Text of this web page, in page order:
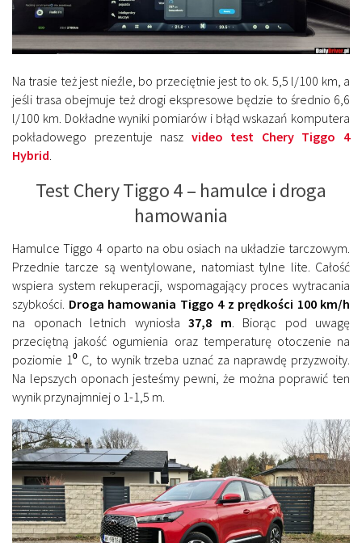
Na trasie też jest nieźle, bo przeciętnie jest to ok. 5,5 l/100 km, a
jeśli trasa obejmuje też drogi ekspresowe będzie to średnio 6,6
l/100 km. Dokładne wyniki pomiarów i błąd wskazań komputera
pokładowego prezentuje nasz video test Chery Tiggo 4
Hybrid.
Test Chery Tiggo 4 – hamulce i droga
hamowania
Hamulce Tiggo 4 oparto na obu osiach na układzie tarczowym.
Przednie tarcze są wentylowane, natomiast tylne lite. Całość
wspiera system rekuperacji, wspomagający proces wytracania
szybkości. Droga hamowania Tiggo 4 z prędkości 100 km/h
na oponach letnich wyniosła 37,8 m. Biorąc pod uwagę
przeciętną jakość ogumienia oraz temperaturę otoczenie na
poziomie 1⁰ C, to wynik trzeba uznać za naprawdę przyzwoity.
Na lepszych oponach jesteśmy pewni, że można poprawić ten
wynik przynajmniej o 1-1,5 m.